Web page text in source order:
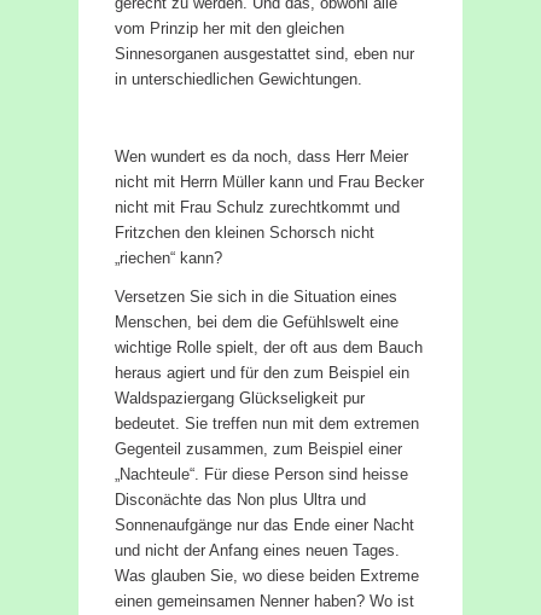
vom Prinzip her mit den gleichen
Sinnesorganen ausgestattet sind, eben nur
in unterschiedlichen Gewichtungen.
Wen wundert es da noch, dass Herr Meier
nicht mit Herrn Müller kann und Frau Becker
nicht mit Frau Schulz zurechtkommt und
Fritzchen den kleinen Schorsch nicht
„riechen“ kann?
Versetzen Sie sich in die Situation eines
Menschen, bei dem die Gefühlswelt eine
wichtige Rolle spielt, der oft aus dem Bauch
heraus agiert und für den zum Beispiel ein
Waldspaziergang Glückseligkeit pur
bedeutet. Sie treffen nun mit dem extremen
Gegenteil zusammen, zum Beispiel einer
„Nachteule“. Für diese Person sind heisse
Disconächte das Non plus Ultra und
Sonnenaufgänge nur das Ende einer Nacht
und nicht der Anfang eines neuen Tages.
Was glauben Sie, wo diese beiden Extreme
einen gemeinsamen Nenner haben? Wo ist